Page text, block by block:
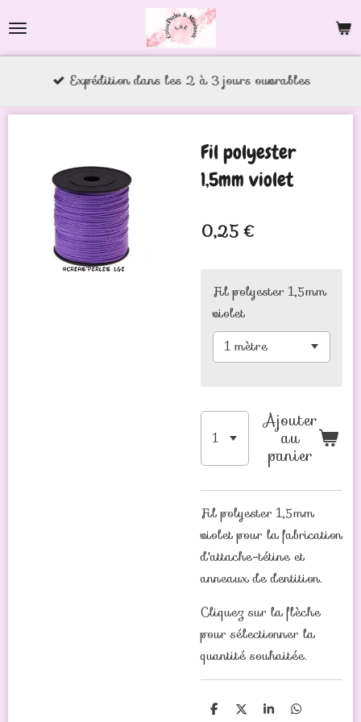
principal
Expédition dans les 2 à 3 jours ouvrables
Fil polyester
1,5mm violet
0,25 €
Fil polyester 1,5mm
violet
Ajouter
au
panier
Fil polyester 1,5mm
violet pour la fabrication
d'attache-tétine et
anneaux de dentition.
Cliquez sur la flèche
pour sélectionner la
quantité souhaitée.
P P P P